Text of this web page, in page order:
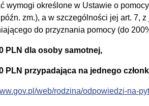
wymogi określone w Ustawie o
zm.), a w szczególności jej art. 7,
do przyznania pomocy (do
PLN dla osoby samotnej,
PLN przypadająca na jednego
web/rodzina/odpowiedzi-na-